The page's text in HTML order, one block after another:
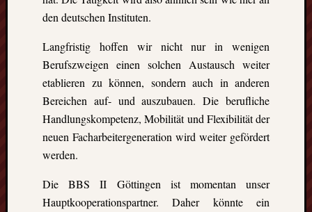
den deutschen Instituten.
Langfristig hoffen wir nicht nur in wenigen
Berufszweigen einen solchen Austausch weiter
etablieren zu können, sondern auch in anderen
Bereichen auf- und auszubauen. Die berufliche
Handlungskompetenz, Mobilität und Flexibilität der
neuen Facharbeitergeneration wird weiter gefördert
werden.
Die BBS II Göttingen ist momentan unser
Hauptkooperationspartner. Daher könnte ein